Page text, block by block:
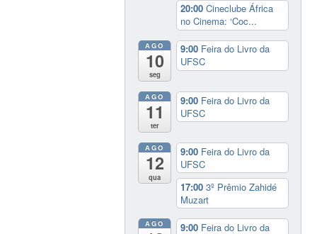
20:00Cineclube África
no Cinema: ‘Coc...
AGO
10
seg
9:00 Feira do Livro da
UFSC
AGO
11
ter
9:00 Feira do Livro da
UFSC
AGO
12
qua
9:00 Feira do Livro da
UFSC
17:003º Prêmio Zahidé
Muzart
AGO 9:00 Feira do Livro da